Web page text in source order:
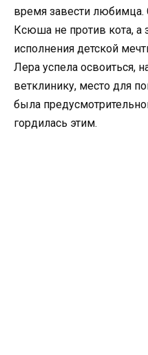
время завести любимца.
Ксюша не против кота, а
исполнения детской
Лера успела освоиться,
ветклинику, место для
была
гордилась этим.